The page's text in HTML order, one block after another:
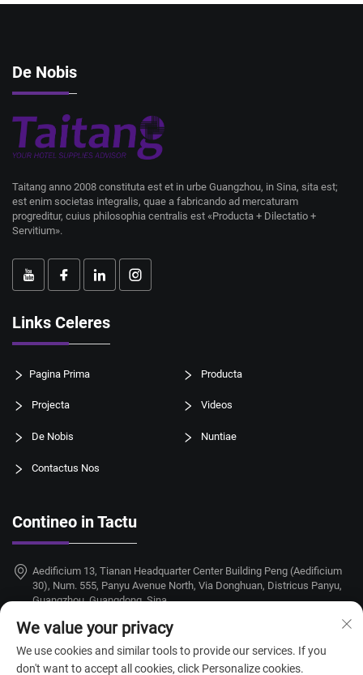
De Nobis
Taitang anno 2008 constituta est et in urbe Guangzhou, in Sina, sita est;
est enim societas integralis, quae a fabricando ad mercaturam
progreditur, cuius philosophia centralis est «Producta + Dilectatio +
Servitium».
Links Celeres
Pagina Prima Producta
Projecta Videos
De Nobis Nuntiae
Contactus Nos
Contineo in Tactu
Aedificium 13, Tianan Headquarter Center Building Peng (Aedificium
30), Num. 555, Panyu Avenue North, Via Donghuan, Districus Panyu,
Guangzhou, Guangdong, Sina
+86-18924068214
[email protected]
We value your privacy
We use cookies and similar tools to provide our services. If you
don't want to accept all cookies, click Personalize cookies.